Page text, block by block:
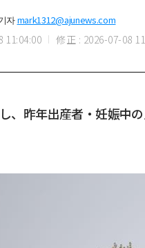
자mark1312@ajunews.com
11:04:00 修正 : 2026-07-08
、昨年出産者・妊娠中